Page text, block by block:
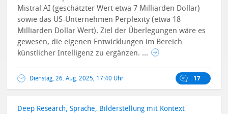
Mistral AI (geschätzter Wert etwa 7 Milliarden Dollar)
sowie das US-Unternehmen Perplexity (etwa 18
Milliarden Dollar Wert).Ziel der Überlegungen wäre es
gewesen, die eigenen Entwicklungen im Bereich
künstlicher Intelligenz zu ergänzen. ...
Dienstag, 26. Aug. 2025, 17:40 Uhr 17
Deep Research, Sprache, Bilderstellung mit Kontext